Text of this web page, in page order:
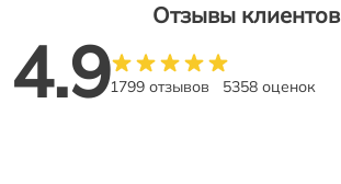
Отзывы клиентов
4.91799 отзывов 5358 оценок